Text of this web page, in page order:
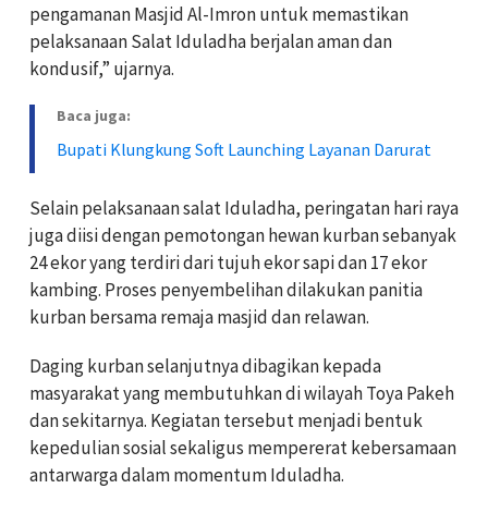
pengamanan Masjid Al-Imron untuk memastikan
pelaksanaan Salat Iduladha berjalan aman dan
kondusif,” ujarnya.
Baca juga:
Bupati Klungkung Soft Launching Layanan Darurat
Selain pelaksanaan salat Iduladha, peringatan hari raya
juga diisi dengan pemotongan hewan kurban sebanyak
24 ekor yang terdiri dari tujuh ekor sapi dan 17 ekor
kambing. Proses penyembelihan dilakukan panitia
kurban bersama remaja masjid dan relawan.
Daging kurban selanjutnya dibagikan kepada
masyarakat yang membutuhkan di wilayah Toya Pakeh
dan sekitarnya. Kegiatan tersebut menjadi bentuk
kepedulian sosial sekaligus mempererat kebersamaan
antarwarga dalam momentum Iduladha.